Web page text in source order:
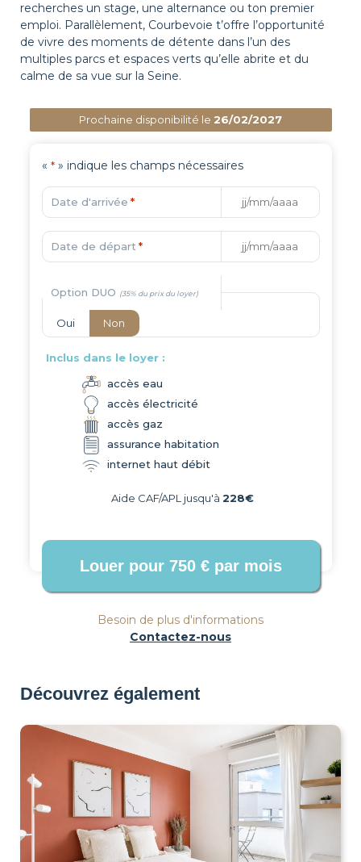
recherches un stage, une alternance ou ton premier
emploi. Parallèlement, Courbevoie t’offre l’opportunité
de vivre des moments de détente dans l’un des
multiples parcs et espaces verts qu’elle abrite et du
calme de sa vue sur la Seine.
Prochaine disponibilité le 26/02/2027
« *» indique les champs nécessaires
Date d'arrivée *
Date de départ *
Option DUO
Oui Non
Inclus dans le loyer :
accès eau
accès électricité
accès gaz
assurance habitation
internet haut débit
Aide CAF/APL jusqu'à 228€
Besoin de plus d'informations
Contactez-nous
Découvrez également